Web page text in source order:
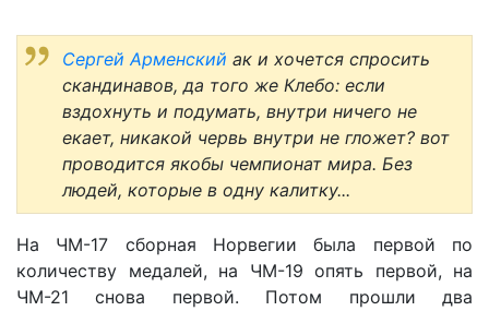
Сергей Арменский ак и хочется спросить
скандинавов, да того же Клебо: если
вздохнуть и подумать, внутри ничего не
екает, никакой червь внутри не гложет? вот
проводится якобы чемпионат мира. Без
людей, которые в одну калитку...
На ЧМ-17 сборная Норвегии была первой по
количеству медалей, на ЧМ-19 опять первой, на
ЧМ-21 снова первой. Потом прошли два